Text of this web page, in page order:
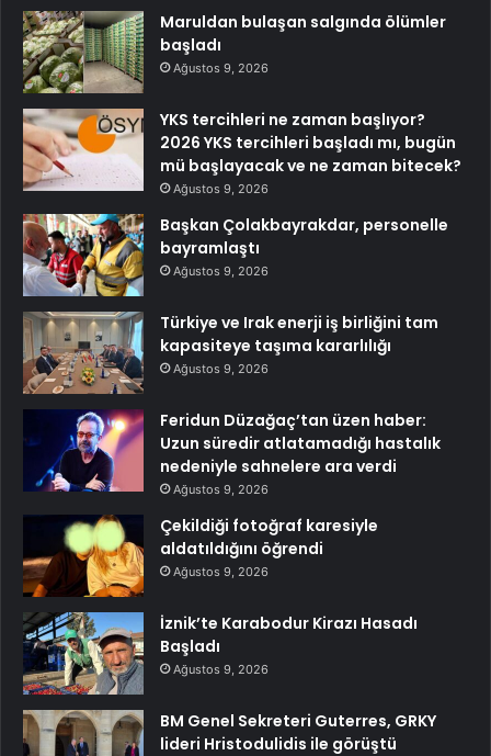
Maruldan bulaşan salgında ölümler
başladı
Ağustos 9, 2026
YKS tercihleri ne zaman başlıyor?
2026 YKS tercihleri başladı mı, bugün
mü başlayacak ve ne zaman bitecek?
Ağustos 9, 2026
Başkan Çolakbayrakdar, personelle
bayramlaştı
Ağustos 9, 2026
Türkiye ve Irak enerji iş birliğini tam
kapasiteye taşıma kararlılığı
Ağustos 9, 2026
Feridun Düzağaç’tan üzen haber:
Uzun süredir atlatamadığı hastalık
nedeniyle sahnelere ara verdi
Ağustos 9, 2026
Çekildiği fotoğraf karesiyle
aldatıldığını öğrendi
Ağustos 9, 2026
İznik’te Karabodur Kirazı Hasadı
Başladı
Ağustos 9, 2026
BM Genel Sekreteri Guterres, GRKY
lideri Hristodulidis ile görüştü